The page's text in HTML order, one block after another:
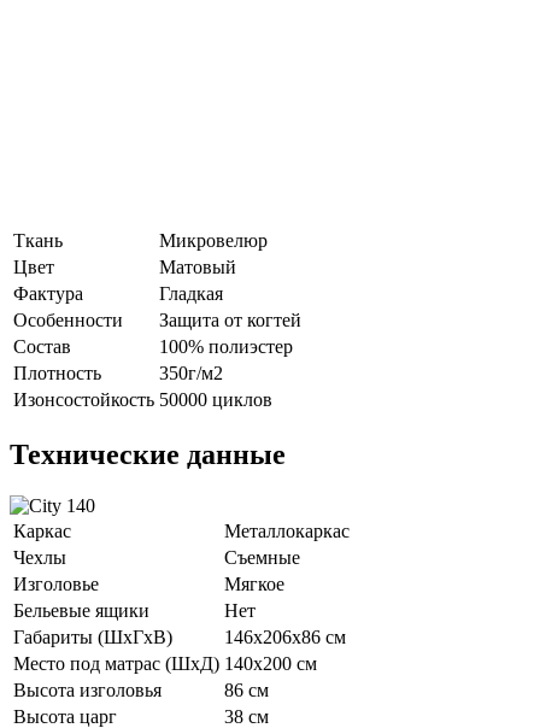
Ткань
Микровелюр
Цвет
Матовый
Фактура
Гладкая
Особенности
Защита от когтей
Состав
100% полиэстер
Плотность
350г/м2
Изонсостойкость 50000 циклов
Технические данные
Каркас
Металлокаркас
Чехлы
Съемные
Изголовье
Мягкое
Бельевые ящики
Нет
Габариты (ШхГхВ)
146х206х86 см
Место под матрас (ШхД) 140х200 см
Высота изголовья
86 см
Высота царг
38 см